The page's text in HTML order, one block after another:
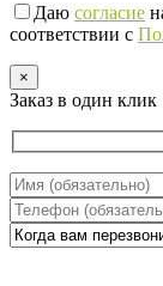
Даю согласие
соответствии с
×
Заказ в один клик